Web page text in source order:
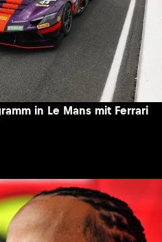
in Le Mans mit Ferrari